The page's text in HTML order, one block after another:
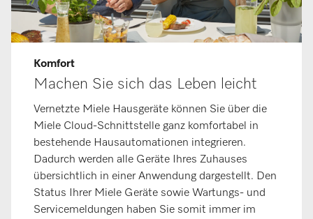
Komfort
Machen Sie sich das Leben leicht
Vernetzte Miele Hausgeräte können Sie über die
Miele Cloud-Schnittstelle ganz komfortabel in
bestehende Hausautomationen integrieren.
Dadurch werden alle Geräte Ihres Zuhauses
übersichtlich in einer Anwendung dargestellt. Den
Status Ihrer Miele Geräte sowie Wartungs- und
Servicemeldungen haben Sie somit immer im